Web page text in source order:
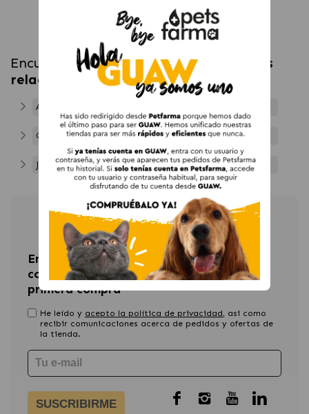
Encuentra más productos en
categorías
relacionadas
Accesorios para Conejos y Roedores
Conejos y Roedores
Juguetes para Conejos y Roedores
Newsletter
Entérate de las últimas novedades y
consigue un 15% de descuento en tu
primera compra
He leído y acepto la política de privacidad, asi como
recibir comunicaciones acerca de pedidos y ofertas de
la tienda.
SUSCRIBIRME